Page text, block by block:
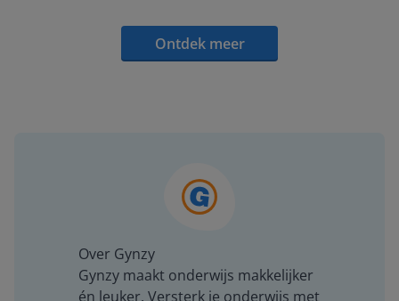
Ontdek meer
Over Gynzy
Gynzy maakt onderwijs makkelijker
én leuker. Versterk je onderwijs met